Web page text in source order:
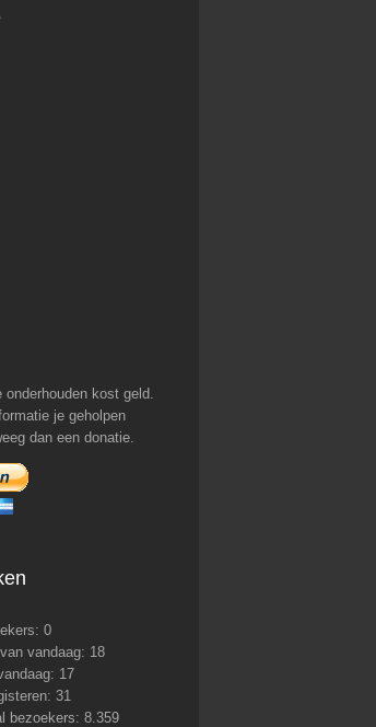
onderhouden kost geld.
je geholpen
dan een donatie.
0
vandaag: 18
17
31
bezoekers:8.359